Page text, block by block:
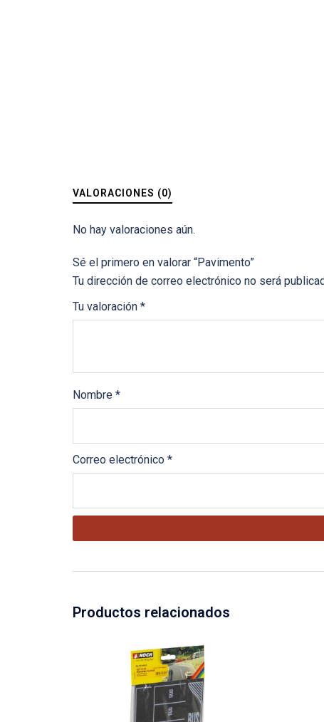
VALORACIONES (0)
No hay valoraciones aún.
Sé el primero en valorar “Pavimento”
Tu dirección de correo electrónico no será
Tu valoración *
Nombre *
Correo electrónico *
Productos relacionados